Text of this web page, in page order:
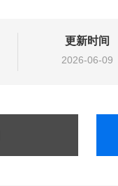
更新时间
2026-06-09